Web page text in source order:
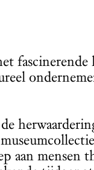
fascinerende
aan mensen